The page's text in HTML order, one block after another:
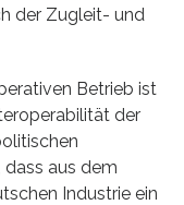
der Zugleit- und
Betrieb ist
der
aus dem
Industrie ein